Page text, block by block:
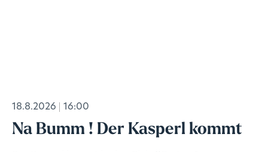
18.8.2026 16:00
Na Bumm ! Der Kasperl kommt